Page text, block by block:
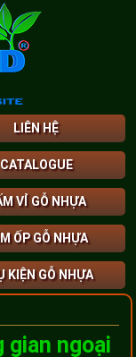
LIÊN HỆ
CATALOGUE
VỈ GỖ NHỰA
ỐP GỖ NHỰA
KIỆN GỖ NHỰA
ngoại